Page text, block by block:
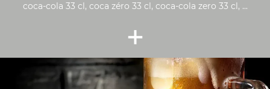
coca-cola 33 cl, coca zéro 33 cl, coca-cola zero 33 cl, ...
+